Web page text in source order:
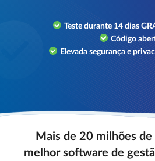
Teste durante 14 dias
Código
Elevada segurança e
Mais de 20 milhões
melhor software de